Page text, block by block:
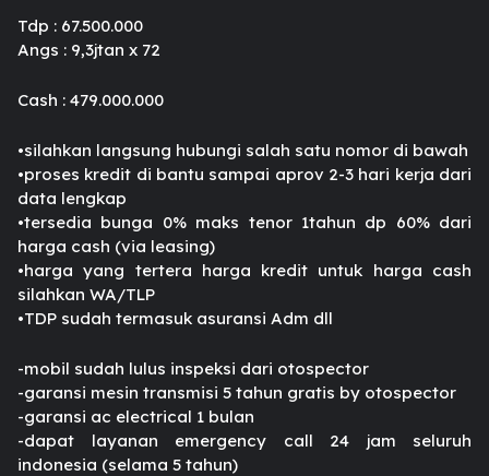
Tdp : 67.500.000
Angs : 9,3jtan x 72
Cash : 479.000.000
•silahkan langsung hubungi salah satu nomor di bawah
•proses kredit di bantu sampai aprov 2-3 hari kerja dari
data lengkap
•tersedia bunga 0% maks tenor 1tahun dp 60% dari
harga cash (via leasing)
•harga yang tertera harga kredit untuk harga cash
silahkan WA/TLP
•TDP sudah termasuk asuransi Adm dll
-mobil sudah lulus inspeksi dari otospector
-garansi mesin transmisi 5 tahun gratis by otospector
-garansi ac electrical 1 bulan
-dapat layanan emergency call 24 jam seluruh
indonesia (selama 5 tahun)